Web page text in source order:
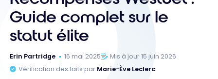
Guide complet sur le
statut élite
Erin Partridge 16 mai 2025
Mis à jour 15 juin 2026
Vérification des faits par Marie-Ève Leclerc